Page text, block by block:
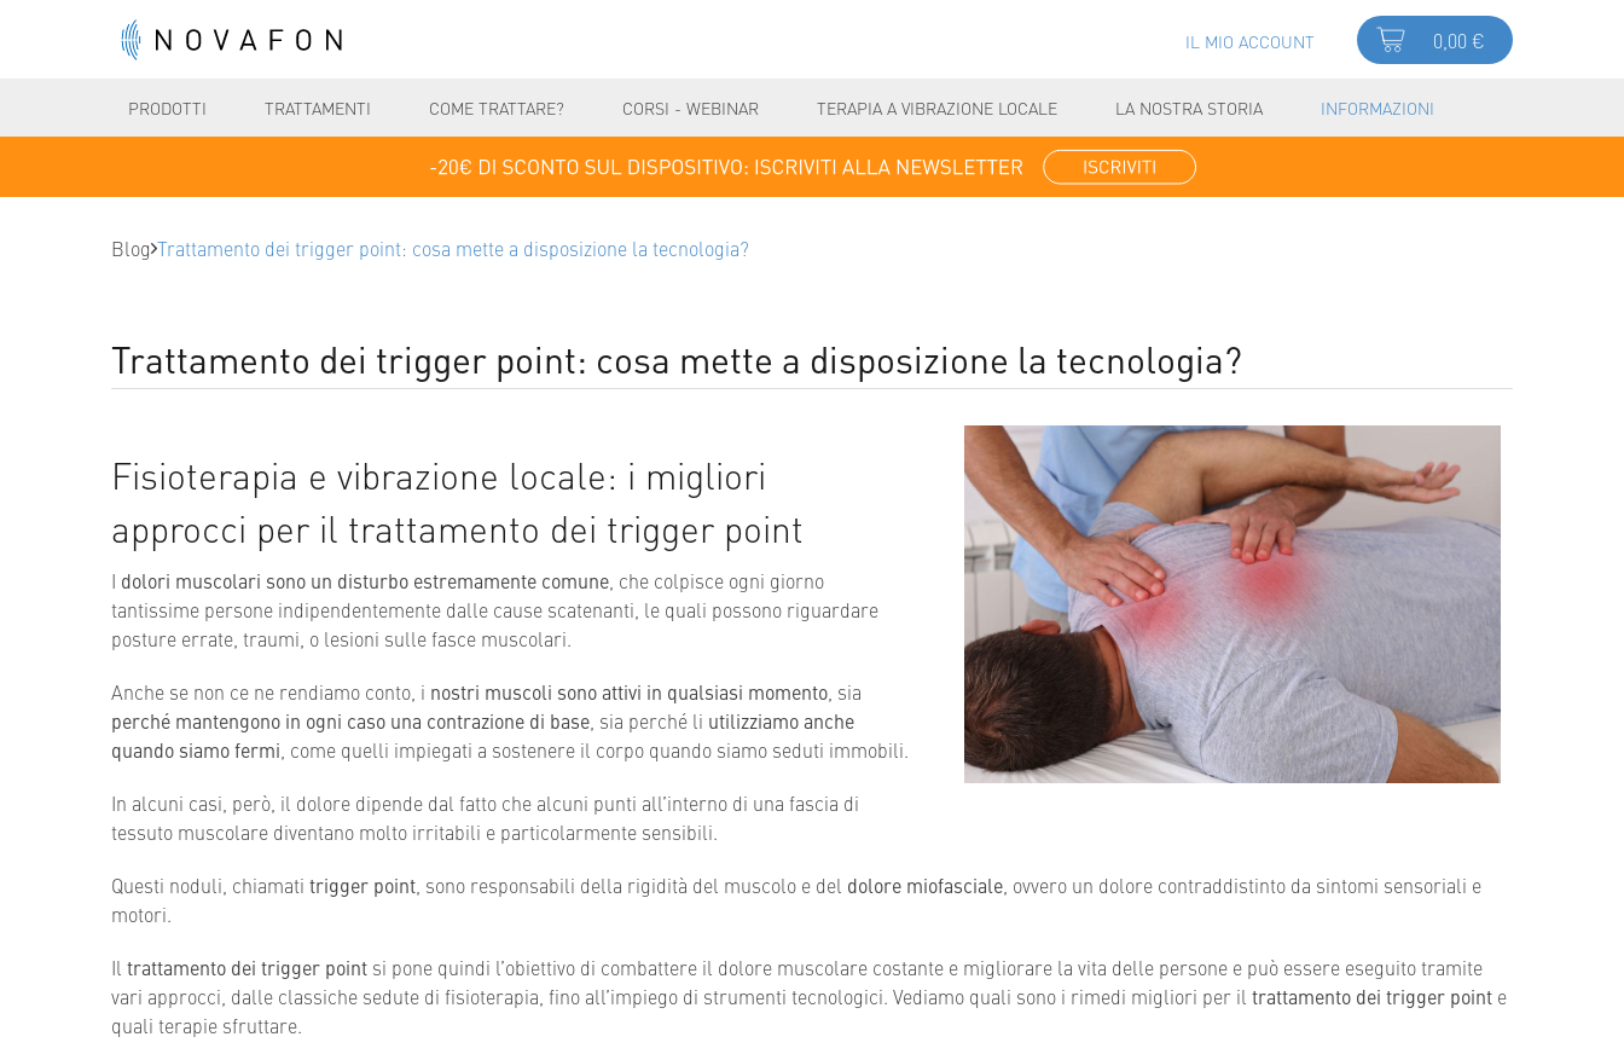
IL MIO ACCOUNT 0,00 €
PRODOTTI TRATTAMENTI COME TRATTARE? CORSI - WEBINAR TERAPIA A VIBRAZIONE LOCALE LA NOSTRA STORIA INFORMAZIONI
Blog Trattamento dei trigger point: cosa mette a disposizione la tecnologia?
Trattamento dei trigger point: cosa mette a disposizione la tecnologia?
Fisioterapia e vibrazione locale: i migliori
approcci per il trattamento dei trigger point
I dolori muscolari sono un disturbo estremamente comune , che colpisce ogni giorno
tantissime persone indipendentemente dalle cause scatenanti, le quali possono riguardare
posture errate, traumi, o lesioni sulle fasce muscolari.
Anche se non ce ne rendiamo conto, i nostri muscoli sono attivi in qualsiasi momento , sia
perché mantengono in ogni caso una contrazione di base , sia perché li utilizziamo anche
quando siamo fermi , come quelli impiegati a sostenere il corpo quando siamo seduti immobili.
In alcuni casi, però, il dolore dipende dal fatto che alcuni punti all’interno di una fascia di
tessuto muscolare diventano molto irritabili e particolarmente sensibili.
Questi noduli, chiamati trigger point , sono responsabili della rigidità del muscolo e del dolore miofasciale , ovvero un dolore contraddistinto da sintomi sensoriali e
motori.
Il trattamento dei trigger point si pone quindi l’obiettivo di combattere il dolore muscolare costante e migliorare la vita delle persone e può essere eseguito tramite
vari approcci, dalle classiche sedute di fisioterapia, fino all’impiego di strumenti tecnologici. Vediamo quali sono i rimedi migliori per il trattamento dei trigger point e
quali terapie sfruttare.